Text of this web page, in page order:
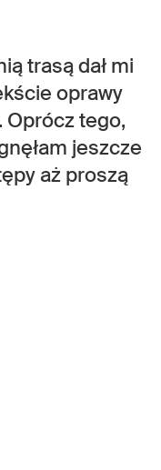
trasą dał mi
oprawy
tego,
jeszcze
aż proszą